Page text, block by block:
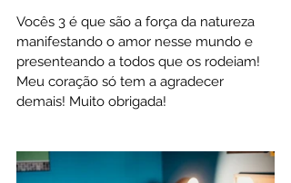
Vocês 3 é que são a força da natureza
manifestando o amor nesse mundo e
presenteando a todos que os rodeiam!
Meu coração só tem a agradecer
demais! Muito obrigada!